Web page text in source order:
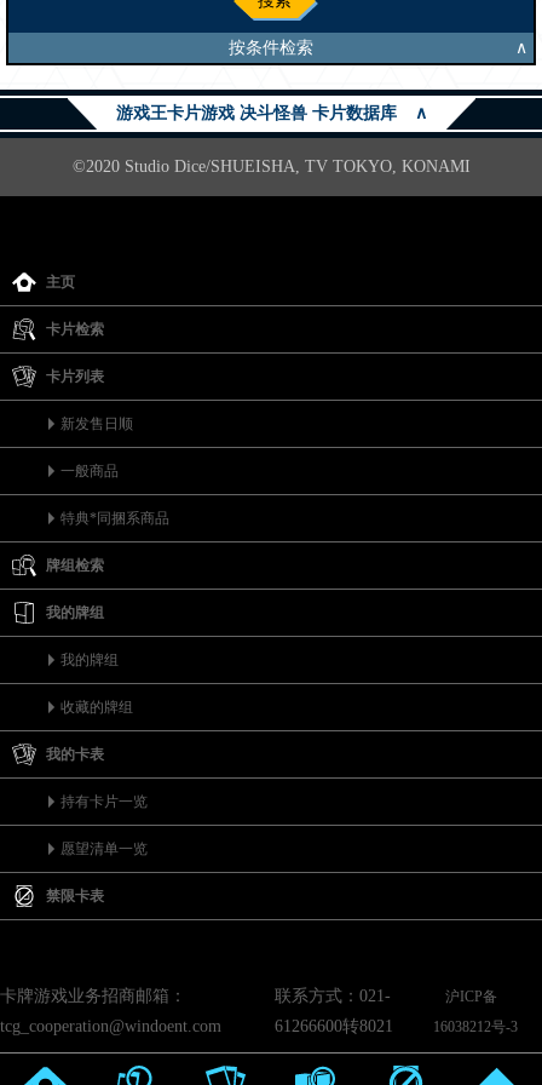
按条件检索 ∧
游戏王卡片游戏 决斗怪兽 卡片数据库 ∧
©2020 Studio Dice/SHUEISHA, TV TOKYO, KONAMI
主页
卡片检索
卡片列表
新发售日顺
一般商品
特典*同捆系商品
牌组检索
我的牌组
我的牌组
收藏的牌组
我的卡表
持有卡片一览
愿望清单一览
禁限卡表
卡牌游戏业务招商邮箱：
tcg_cooperation@windoent.com
联系方式：021-
61266600转8021
沪ICP备
16038212号-3